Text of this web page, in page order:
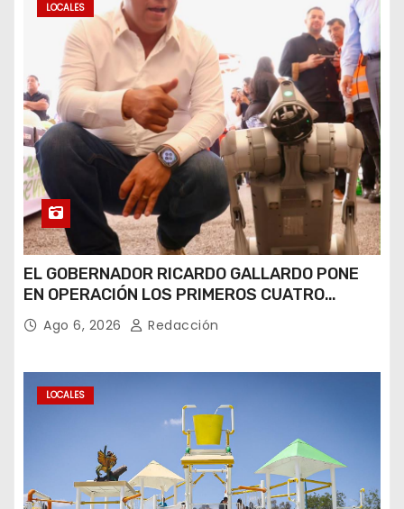
LOCALES
EL GOBERNADOR RICARDO GALLARDO PONE
EN OPERACIÓN LOS PRIMEROS CUATRO
PERROS ROBOT
Ago 6, 2026 Redacción
LOCALES